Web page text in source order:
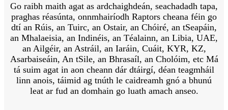
Go raibh maith agat as ardchaighdeán, seachadadh tapa,
praghas réasúnta, onnmhairíodh Raptors cheana féin go
dtí an Rúis, an Tuirc, an Ostair, an Chóiré, an tSeapáin,
an Mhalaeisia, an Indinéis, an Téalainn, an Libia, UAE,
an Ailgéir, an Astráil, an Iaráin, Cuáit, KYR, KZ,
Asarbaiseáin, An tSile, an Bhrasaíl, an Cholóim, etc Má
tá suim agat in aon cheann dár dtáirgí, déan teagmháil
linn anois, táimid ag tnúth le caidreamh gnó a bhunú
leat ar fud an domhain go luath amach anseo.